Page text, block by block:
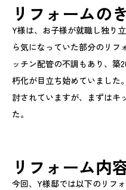
リフォームの
Y様は、お子様が就職し独り
ら気になっていた部分のリフ
ッチン配管の不調もあり、築
朽化が目立ち始めていました
討されていますが、まずはキ
た。
リフォーム内
今回、Y様邸では以下のリフ